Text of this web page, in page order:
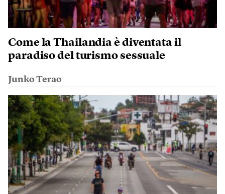
Come la Thailandia è diventata il
paradiso del turismo sessuale
Junko Terao